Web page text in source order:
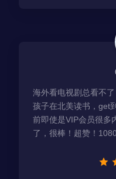
海外看电视剧总看不
孩子在北美读书，get
前即使是VIP会员很多
了，很棒！超赞！